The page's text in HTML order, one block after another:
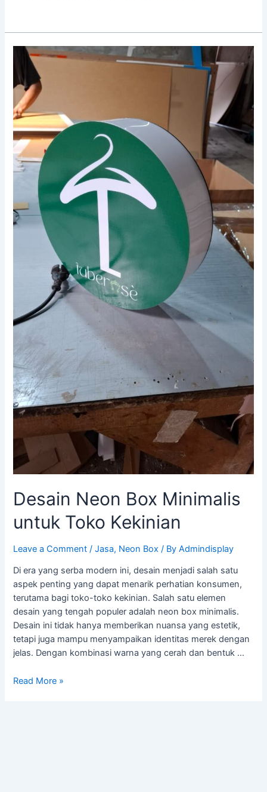
Desain Neon Box Minimalis
untuk Toko Kekinian
Leave a Comment /Jasa, Neon Box / ByAdmindisplay
Di era yang serba modern ini, desain menjadi salah satu
aspek penting yang dapat menarik perhatian konsumen,
terutama bagi toko-toko kekinian. Salah satu elemen
desain yang tengah populer adalah neon box minimalis.
Desain ini tidak hanya memberikan nuansa yang estetik,
tetapi juga mampu menyampaikan identitas merek dengan
jelas. Dengan kombinasi warna yang cerah dan bentuk …
Desain
Neon
Box
Minimalis
untuk
Toko
Kekinian
Read More »